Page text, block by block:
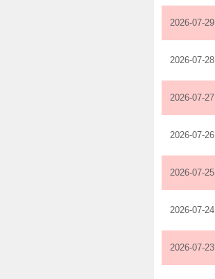
2026-07-29
2026-07-28
2026-07-27
2026-07-26
2026-07-25
2026-07-24
2026-07-23